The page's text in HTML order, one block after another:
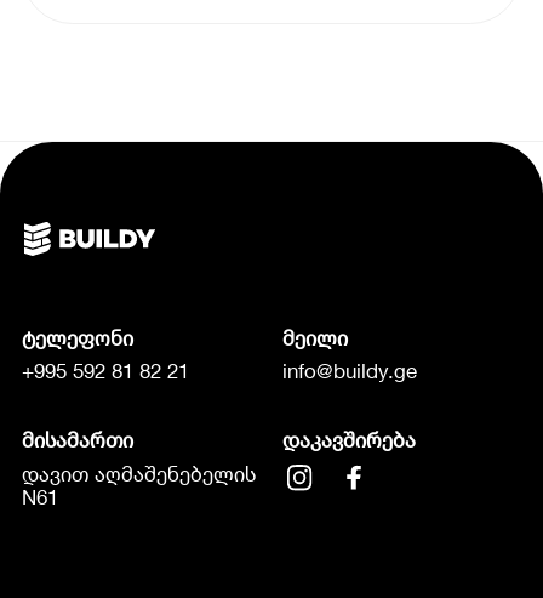
ტელეფონი
+995 592 81 82 21
მეილი
info@buildy.ge
მისამართი
დავით აღმაშენებელის
N61
დაკავშირება